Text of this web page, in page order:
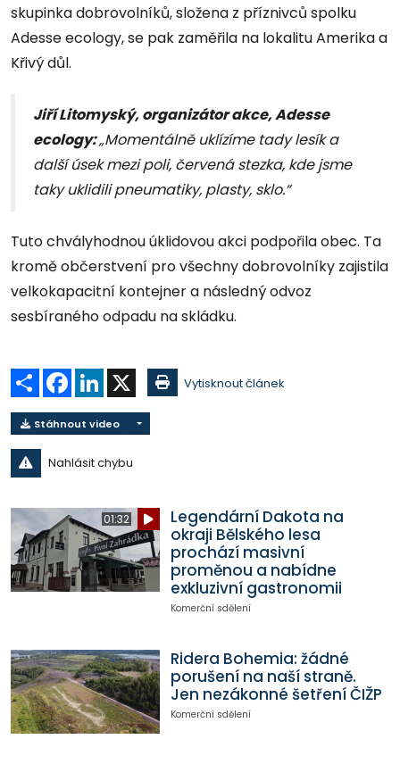
skupinka dobrovolníků, složena z příznivců spolku
Adesse ecology, se pak zaměřila na lokalitu Amerika a
Křivý důl.
Jiří Litomyský, organizátor akce, Adesse
ecology:„Momentálně uklízíme tady lesík a
další úsek mezi poli, červená stezka, kde jsme
taky uklidili pneumatiky, plasty, sklo.“
Tuto chvályhodnou úklidovou akci podpořila obec. Ta
kromě občerstvení pro všechny dobrovolníky zajistila
velkokapacitní kontejner a následný odvoz
sesbíraného odpadu na skládku.
Sdílet Facebook
LinkedIn Vytisknout článek
Stáhnout video
Nahlásit chybu
01:32
Legendární Dakota na
okraji Bělského lesa
prochází masivní
proměnou a nabídne
exkluzivní gastronomii
Komerční sdělení
Ridera Bohemia: žádné
porušení na naší straně.
Jen nezákonné šetření ČIŽP
Komerční sdělení